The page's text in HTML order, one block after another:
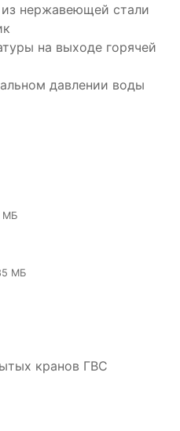
нержавеющей стали
на выходе горячей
давлении воды
МБ
МБ
кранов ГВС